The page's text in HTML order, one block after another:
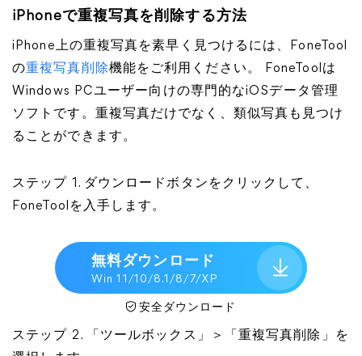
iPhoneで重複写真を削除する方法
iPhone上の重複写真を素早く見つけるには、FoneTool
の重複写真削除機能をご利用ください。 FoneToolは
Windows PCユーザー向けの専門的なiOSデータ管理
ソフトです。重複写真だけでなく、類似写真も見つけ
ることができます。
ステップ 1. ダウンロードボタンをクリックして、
FoneToolを入手します。
無料ダウンロード
Win 11/10/8.1/8/7/XP
安全ダウンロード
ステップ 2. 「ツールボックス」＞「重複写真削除」を